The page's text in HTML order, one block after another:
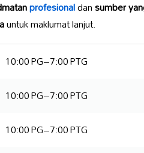
profesionaldansumber
untuk maklumat lanjut.
10:00 PG–7:00 PTG
10:00 PG–7:00 PTG
10:00 PG–7:00 PTG